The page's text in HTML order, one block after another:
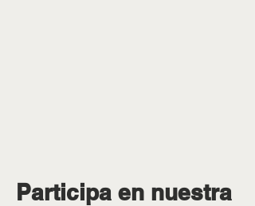
Participa en nuestra